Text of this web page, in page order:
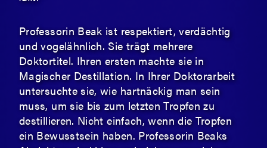
Professorin Beak ist respektiert, verdächtig
und vogelähnlich. Sie trägt mehrere
Doktortitel. Ihren ersten machte sie in
Magischer Destillation. In Ihrer Doktorarbeit
untersuchte sie, wie hartnäckig man sein
muss, um sie bis zum letzten Tropfen zu
destillieren. Nicht einfach, wenn die Tropfen
ein Bewusstsein haben. Professorin Beaks